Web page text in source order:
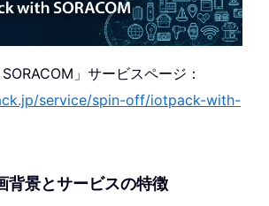
」サービスページ：
service/spin-off/iotpack-with-
背景とサービスの特徴